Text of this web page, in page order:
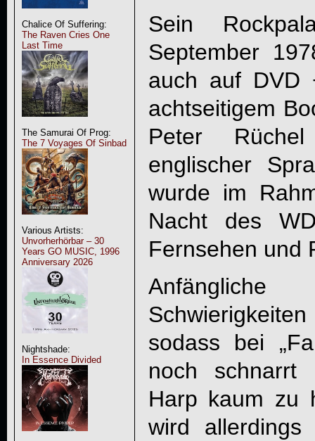
Chalice Of Suffering:
The Raven Cries One
Last Time
The Samurai Of Prog:
The 7 Voyages Of Sinbad
Various Artists:
Unvorherhörbar – 30
Years GO MUSIC, 1996
Anniversary 2026
Nightshade:
In Essence Divided
Sein
September
auch auf DVD
achtseitigem
Peter
englischer
wurde im
Nacht des
Fernsehen und
sodass bei
noch schnarrt
Harp kaum zu
wird